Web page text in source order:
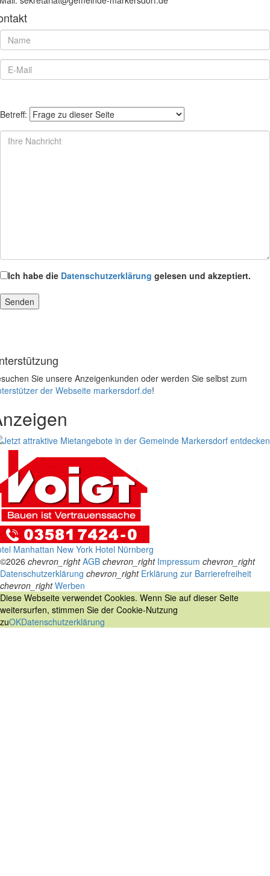
Betreff:
Ich habe die Datenschutzerklärung gelesen und akzeptiert.
Sie unsere Anzeigenkunden oder werden Sie selbst zum
der Webseite markersdorf.de!
Manhattan New York Hotel Nürnberg
©2026 chevron_right AGB chevron_right Impressum chevron_right
Datenschutzerklärung chevron_right Erklärung zur Barrierefreiheit
chevron_right Werben
Diese Webseite verwendet Cookies. Wenn Sie auf dieser Seite
weitersurfen, stimmen Sie der Cookie-Nutzung
zuOKDatenschutzerklärung